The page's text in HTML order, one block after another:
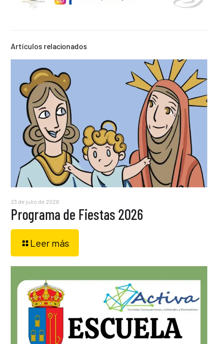
Artículos relacionados
23 de julio de 2026
Programa de Fiestas 2026
Leer más